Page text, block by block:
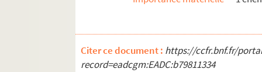
Citer ce document : https://ccfr.bnf.fr/
record=eadcgm:EADC:b79811334